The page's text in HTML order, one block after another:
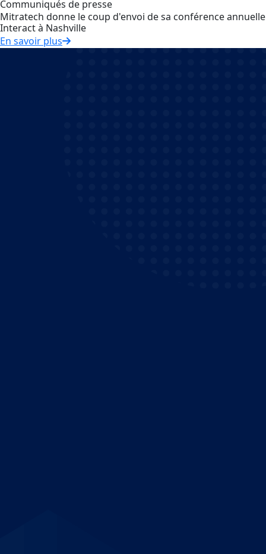
Communiqués de presse
Mitratech donne le coup d'envoi de sa conférence annuelle
Interact à Nashville
En savoir plus